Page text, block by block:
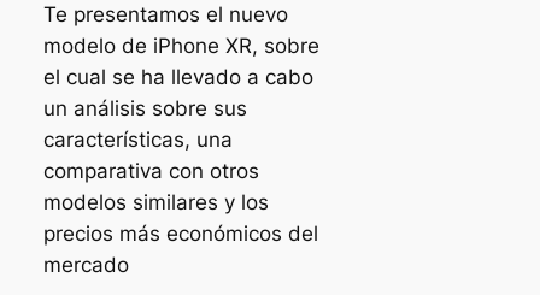
Te presentamos el nuevo
modelo de iPhone XR, sobre
el cual se ha llevado a cabo
un análisis sobre sus
características, una
comparativa con otros
modelos similares y los
precios más económicos del
mercado